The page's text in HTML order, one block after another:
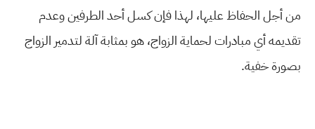
من أجل الحفاظ عليها، لهذا فإن كسل أحد الطرفين وعدم
تقديمه أي مبادرات لحماية الزواج، هو بمثابة آلة لتدمير الزواج
بصورة خفية.